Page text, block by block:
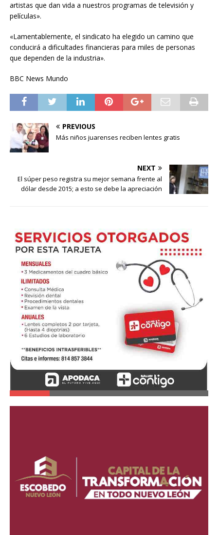
artistas que dan vida a nuestros programas de televisión y
películas».
«Lamentablemente, el sindicato ha elegido un camino que
conducirá a dificultades financieras para miles de personas
que dependen de la industria».
BBC News Mundo
PREVIOUS
Más niños juarenses reciben lentes gratis
NEXT
El súper peso registra su mejor semana frente al
dólar desde 2015; a esto se debe la apreciación